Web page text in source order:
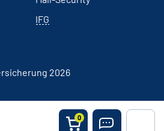
0
IFG
2026